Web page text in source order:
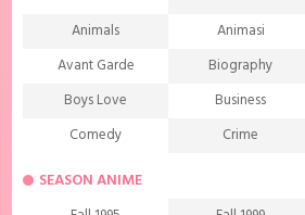
Animals
Animasi
Avant Garde
Biography
Boys Love
Business
Comedy
Crime
Demons
Drama
Ecchi
SEASON ANIME